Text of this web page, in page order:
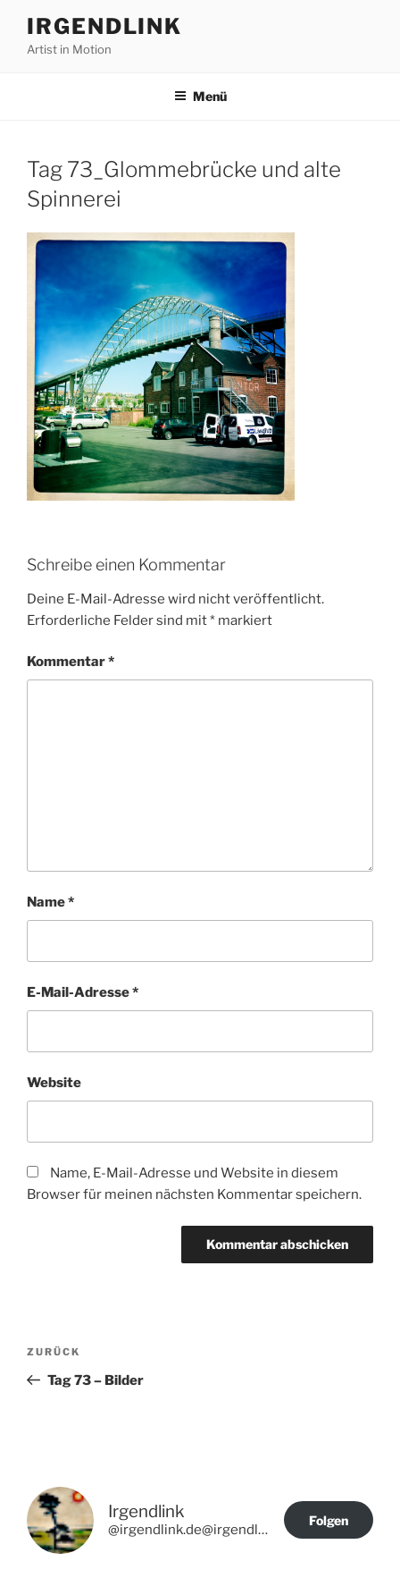
Inhalt
springen
IRGENDLINK
Artist in Motion
Menü
Tag 73_Glommebrücke und alte
Spinnerei
Schreibe einen Kommentar
Deine E-Mail-Adresse wird nicht veröffentlicht.
Erforderliche Felder sind mit* markiert
Kommentar*
Name*
E-Mail-Adresse*
Website
Name, E-Mail-Adresse und Website in diesem
Browser für meinen nächsten Kommentar speichern.
Beitragsnavigation
Vorheriger
Beitrag
ZURÜCK
Tag 73 – Bilder
Irgendlink
@irgendlink.de@irgendlink.de
Folgen